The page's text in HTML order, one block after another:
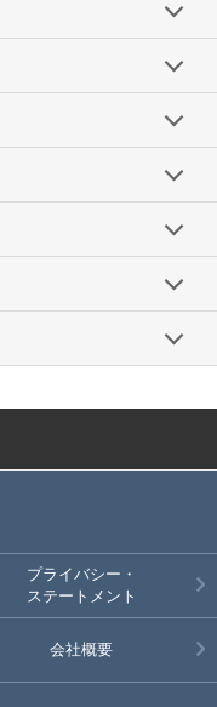
プライバシー・
ステートメント
会社概要